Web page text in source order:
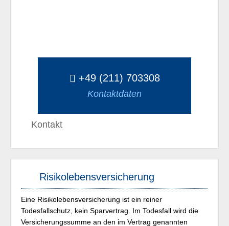
+49 (211) 703308
Kontaktdaten
Kontakt
Risikolebensversicherung
Eine Risikolebensversicherung ist ein reiner
Todesfallschutz, kein Sparvertrag. Im Todesfall wird die
Versicherungssumme an den im Vertrag genannten